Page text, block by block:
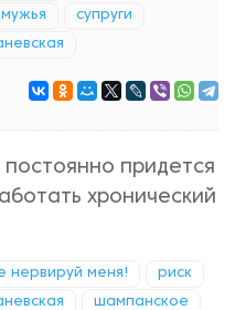
мужья супруги
придется
хронический
нервируй меня! риск
шампанское